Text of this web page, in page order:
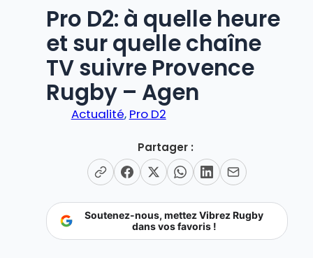
Pro D2: à quelle heure
et sur quelle chaîne
TV suivre Provence
Rugby – Agen
Actualité, Pro D2
Partager :
Soutenez-nous, mettez Vibrez Rugby
dans vos favoris !